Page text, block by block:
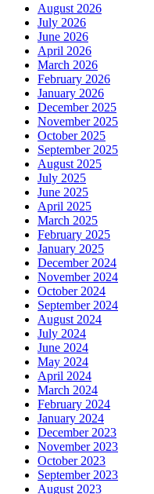
August 2026
July 2026
June 2026
April 2026
March 2026
February 2026
January 2026
December 2025
November 2025
October 2025
September 2025
August 2025
July 2025
June 2025
April 2025
March 2025
February 2025
January 2025
December 2024
November 2024
October 2024
September 2024
August 2024
July 2024
June 2024
May 2024
April 2024
March 2024
February 2024
January 2024
December 2023
November 2023
October 2023
September 2023
August 2023